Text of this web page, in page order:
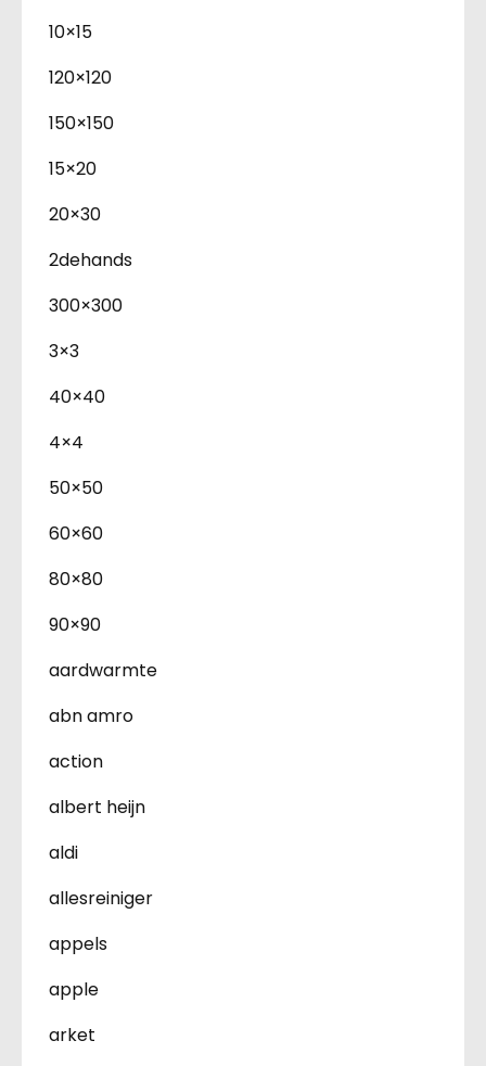
10×15
120×120
150×150
15×20
20×30
2dehands
300×300
3×3
40×40
4×4
50×50
60×60
80×80
90×90
aardwarmte
abn amro
action
albert heijn
aldi
allesreiniger
appels
apple
arket